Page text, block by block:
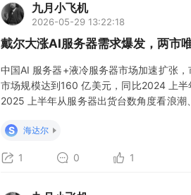
九月小飞机
2026-05-29 13:22:18
戴尔大涨AI服务器需求爆发，两市
中国AI 服务器+液冷服务器市场加速扩张
市场规模达到160 亿美元，同比2024 上
2025 上半年从服务器出货台数角度看浪
S
海达尔
1 0 1